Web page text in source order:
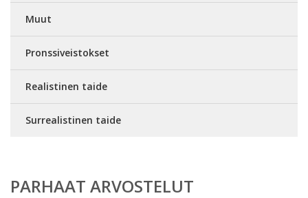
Muut
Pronssiveistokset
Realistinen taide
Surrealistinen taide
PARHAAT ARVOSTELUT